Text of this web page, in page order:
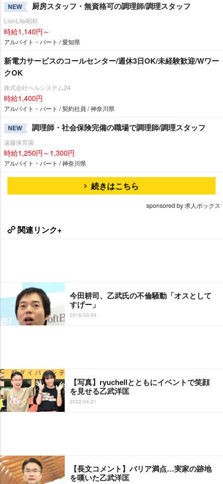
NEW 厨房スタッフ・無資格可の調理師/調理スタッフ
LienLife昭和
時給1,140円～
アルバイト・パート / 愛知県
新電力サービスのコールセンター/週休3日OK/未経験歓迎/Wワー
クOK
株式会社ベルシステム24
時給1,400円
アルバイト・パート / 契約社員 / 神奈川県
NEW 調理師・社会保険完備の職場で調理師/調理スタッフ
遠藤保育園
時給1,250円～1,300円
アルバイト・パート / 神奈川県
続きはこちら
sponsored by 求人ボックス
関連リンク+
今田耕司、乙武氏の不倫騒動「オスとして
すげー」
2016-03-24
【写真】ryuchellとともにイベントで笑顔
を見せる乙武洋匡
2022-04-21
【長文コメント】バリア満点…実家の跡地
を嘆いた乙武洋匡